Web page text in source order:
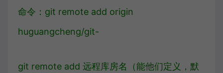
命令：git remote add origin
huguangcheng/git-
git remote add 远程库房名（能他们定义，默